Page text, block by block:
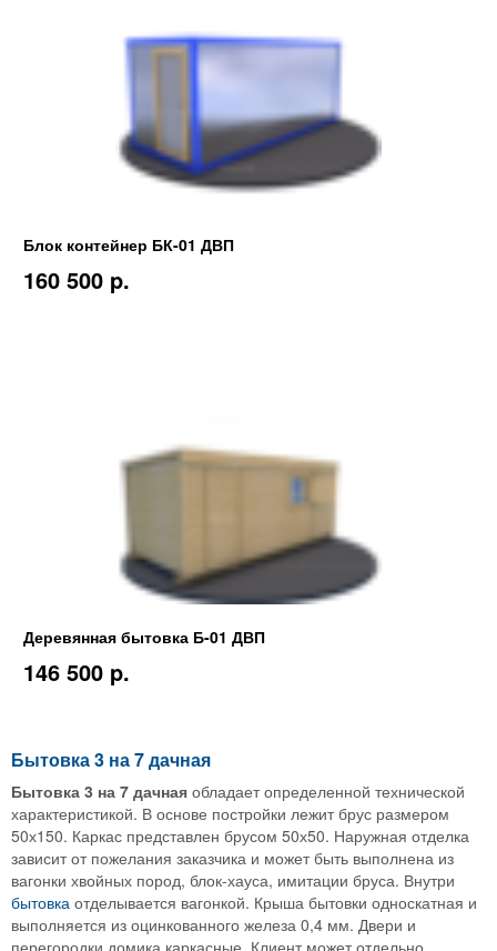
Блок контейнер БК-01 ДВП
160 500 p.
Деревянная бытовка Б-01 ДВП
146 500 p.
Бытовка 3 на 7 дачная
Бытовка 3 на 7 дачная обладает определенной технической
характеристикой. В основе постройки лежит брус размером
50х150. Каркас представлен брусом 50х50. Наружная отделка
зависит от пожелания заказчика и может быть выполнена из
вагонки хвойных пород, блок-хауса, имитации бруса. Внутри
бытовка отделывается вагонкой. Крыша бытовки односкатная и
выполняется из оцинкованного железа 0,4 мм. Двери и
перегородки домика каркасные. Клиент может отдельно